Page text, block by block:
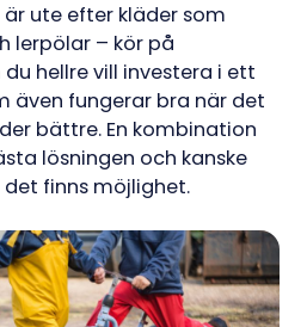
ute efter kläder som
lerpölar – kör på
hellre vill investera i ett
även fungerar bra när det
bättre. En kombination
lösningen och kanske
finns möjlighet.